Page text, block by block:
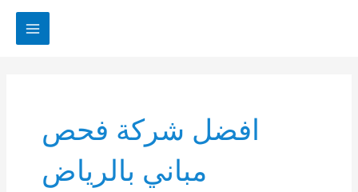
افضل شركة فحص
مباني بالرياض